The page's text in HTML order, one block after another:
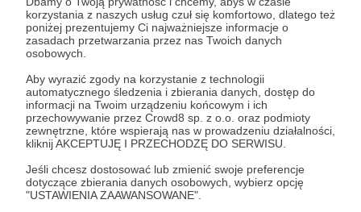
korzystania z naszych usług czuł się komfortowo, dlatego też
poniżej prezentujemy Ci najważniejsze informacje o
zasadach przetwarzania przez nas Twoich danych
osobowych.
Aby wyrazić zgody na korzystanie z technologii
automatycznego śledzenia i zbierania danych, dostęp do
informacji na Twoim urządzeniu końcowym i ich
przechowywanie przez Crowd8 sp. z o.o. oraz podmioty
zewnętrzne, które wspierają nas w prowadzeniu działalności,
kliknij AKCEPTUJĘ I PRZECHODZĘ DO SERWISU.
Jeśli chcesz dostosować lub zmienić swoje preferencje
dotyczące zbierania danych osobowych, wybierz opcję
"USTAWIENIA ZAAWANSOWANE".
28.06.2020 ● Brak komentarzy
Gdzie płynąć jak nie ma gdzie płynąć?
Świat jest zamknięty, także dla żeglarzy. Po trzech